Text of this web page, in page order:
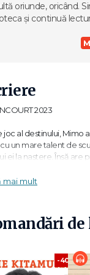
oriunde, oricând.
și continuă
M
2023
joc al destinului, Mimo
un mare talent de
ei la naștere. Însă are
de celălalt. Legați
strălucitor, debordând
gândul la ea
mai mult
de
-40%